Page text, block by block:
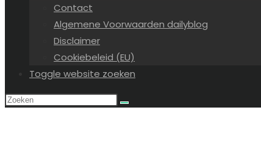
Contact
Algemene Voorwaarden dailyblog
Disclaimer
Cookiebeleid (EU)
Toggle website zoeken